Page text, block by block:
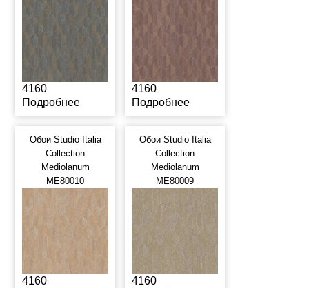
4160
Подробнее
4160
Подробнее
Обои Studio Italia
Collection
Mediolanum
ME80010
4160
Обои Studio Italia
Collection
Mediolanum
ME80009
4160